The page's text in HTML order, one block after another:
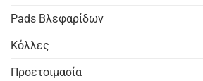
Pads Βλεφαρίδων
Κόλλες
Προετοιμασία